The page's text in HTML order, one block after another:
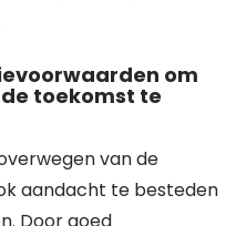
om
toekomst te
van de
aandacht te besteden